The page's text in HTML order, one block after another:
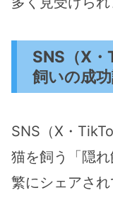
SNS（X
飼いの成
SNS（X・
猫を飼う「隠
繁にシェアされ